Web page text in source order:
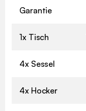
Garantie
1x Tisch
4x Sessel
4x Hocker